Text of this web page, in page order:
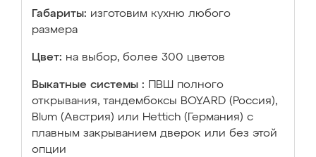
Габариты: изготовим кухню любого
размера
Цвет: на выбор, более 300 цветов
Выкатные системы :
ПВШ полного
открывания, тандембоксы BOYARD (Россия),
Blum (Австрия) или Hettich (Германия) с
плавным закрыванием дверок или без этой
опции